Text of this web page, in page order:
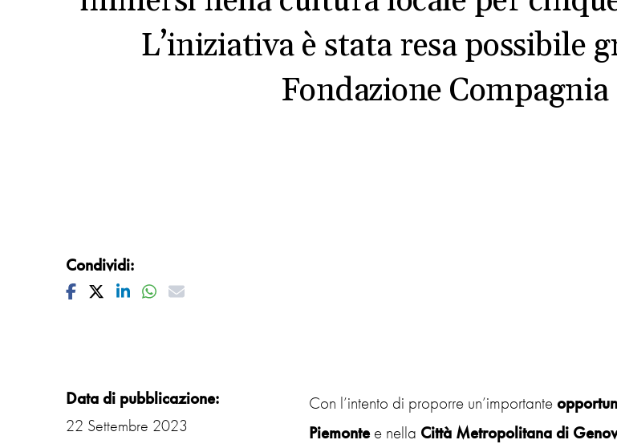
L’iniziativa è stata resa possibile
Fondazione
Condividi:
Facebook
TwitterLinkedinWhatsapp
Mail
Data di pubblicazione:
22 Settembre 2023
Con l’intento di proporre un’importante
Piemontee nella Città Metropolitana di